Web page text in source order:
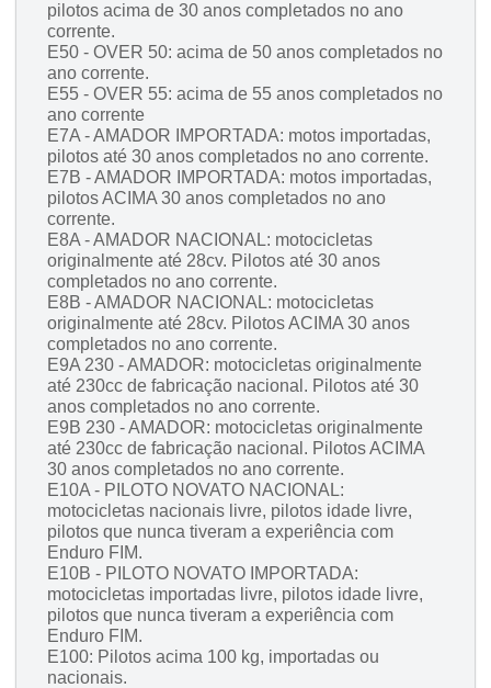
pilotos acima de 30 anos completados no ano
corrente.
E50 - OVER 50: acima de 50 anos completados no
ano corrente.
E55 - OVER 55: acima de 55 anos completados no
ano corrente
E7A - AMADOR IMPORTADA: motos importadas,
pilotos até 30 anos completados no ano corrente.
E7B - AMADOR IMPORTADA: motos importadas,
pilotos ACIMA 30 anos completados no ano
corrente.
E8A - AMADOR NACIONAL: motocicletas
originalmente até 28cv. Pilotos até 30 anos
completados no ano corrente.
E8B - AMADOR NACIONAL: motocicletas
originalmente até 28cv. Pilotos ACIMA 30 anos
completados no ano corrente.
E9A 230 - AMADOR: motocicletas originalmente
até 230cc de fabricação nacional. Pilotos até 30
anos completados no ano corrente.
E9B 230 - AMADOR: motocicletas originalmente
até 230cc de fabricação nacional. Pilotos ACIMA
30 anos completados no ano corrente.
E10A - PILOTO NOVATO NACIONAL:
motocicletas nacionais livre, pilotos idade livre,
pilotos que nunca tiveram a experiência com
Enduro FIM.
E10B - PILOTO NOVATO IMPORTADA:
motocicletas importadas livre, pilotos idade livre,
pilotos que nunca tiveram a experiência com
Enduro FIM.
E100: Pilotos acima 100 kg, importadas ou
nacionais.